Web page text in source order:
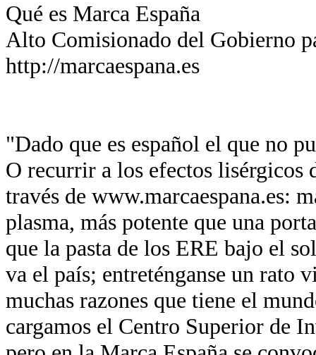
Qué es Marca España
Alto Comisionado del Gobierno
http://marcaespana.es
"Dado que es español el que no
O recurrir a los efectos lisérgicos
través de www.marcaespana.es:
plasma, más potente que una
que la pasta de los ERE bajo el
va el país; entreténganse un rato
muchas razones que tiene el
cargamos el Centro Superior de